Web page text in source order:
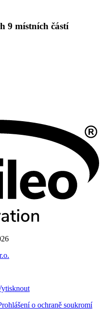
9 místních částí
o ochraně soukromí